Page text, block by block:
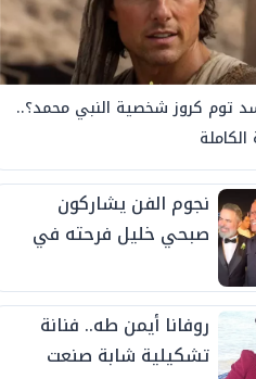
توم كروز شخصية النبي محمد؟..
نجوم الفن يشاركون
صبحي خليل فرحته في
روفانا أيمن طه.. فنانة
تشكيلية شابة صنعت